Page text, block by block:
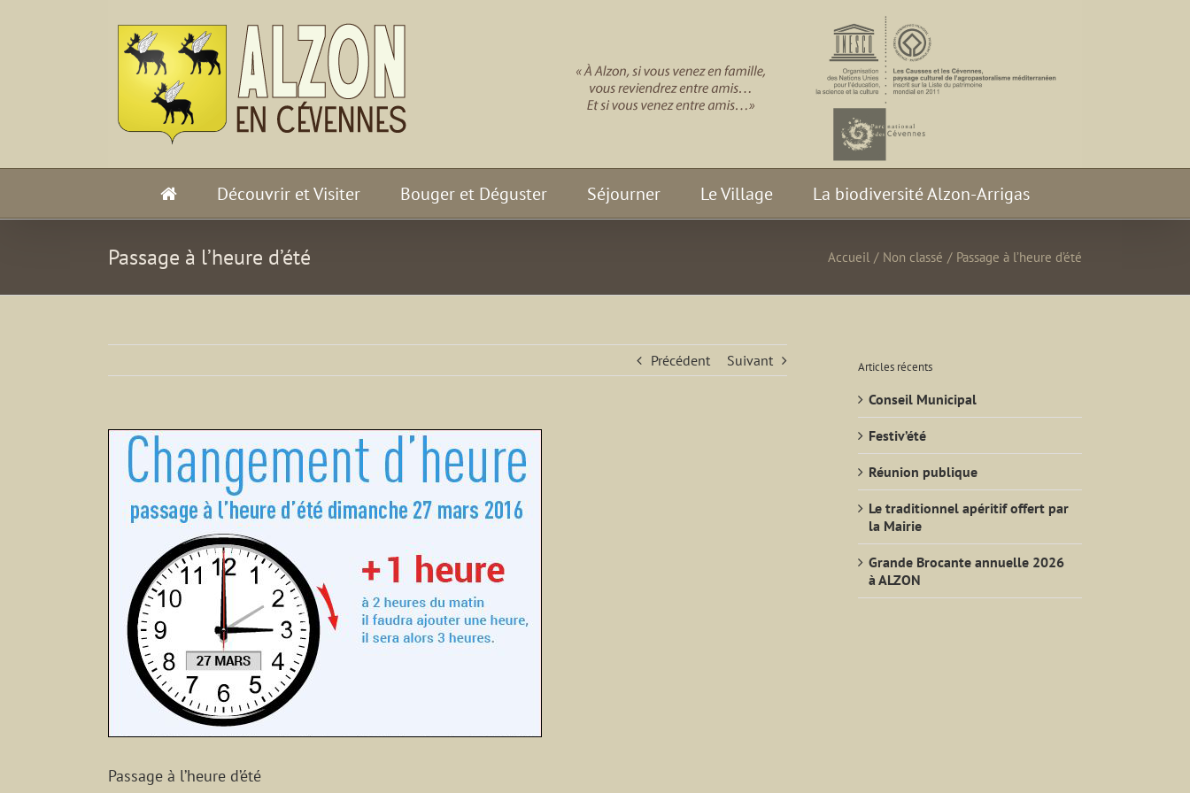
Découvrir et Visiter Bouger et Déguster Séjourner Le Village La biodiversité Alzon-Arrigas
Passage à l’heure d’été Accueil / Non classé / Passage à l’heure d’été
Précédent Suivant
Voir
l'image
agrandie
Passage à l’heure d’été
Articles récents
Conseil Municipal
Festiv’été
Réunion publique
Le traditionnel apéritif offert par
la Mairie
Grande Brocante annuelle 2026
à ALZON